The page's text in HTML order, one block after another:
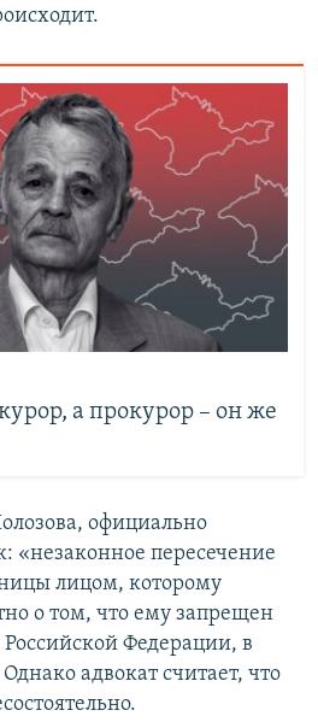
а прокурор – он же
официально
«незаконное пересечение
лицом, которому
о том, что ему запрещен
Федерации, в
адвокат считает, что